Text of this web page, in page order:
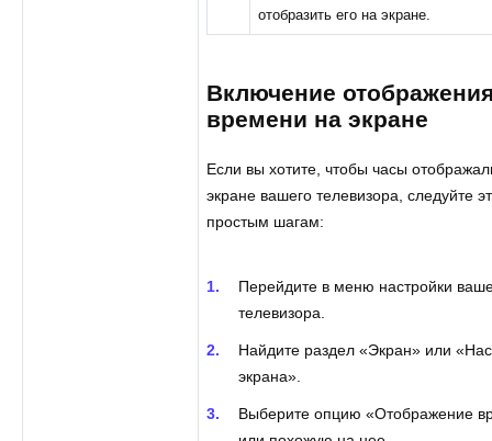
отобразить его на экране.
Включение
времени на экране
Если вы хотите, чтобы часы
экране вашего телевизора, следуйте
простым шагам:
Перейдите в меню настройки
телевизора.
Найдите раздел «Экран» или
экрана».
Выберите опцию «Отображение